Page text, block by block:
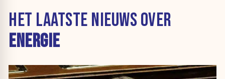
HET LAATSTE NIEUWS OVER
ENERGIE